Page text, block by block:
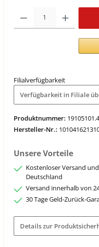
Filialverfügbarkeit
Verfügbarkeit in Filiale
Produktnummer:
Hersteller-Nr.:
Unsere Vorteile
Kostenloser Versand
Deutschland
Versand innerhalb von
30 Tage Geld-Zurück-
Details zur